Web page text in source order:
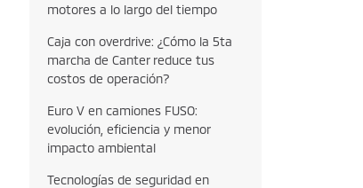
motores a lo largo del tiempo
Caja con overdrive: ¿Cómo la 5ta
marcha de Canter reduce tus
costos de operación?
Euro V en camiones FUSO:
evolución, eficiencia y menor
impacto ambiental
Tecnologías de seguridad en